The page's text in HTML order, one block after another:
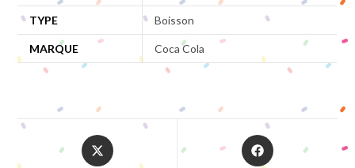
TYPE Boisson
MARQUE Coca Cola
Opens
in
Opens
in